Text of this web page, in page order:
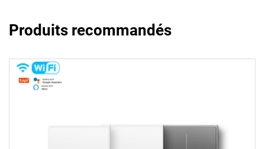
Produits recommandés